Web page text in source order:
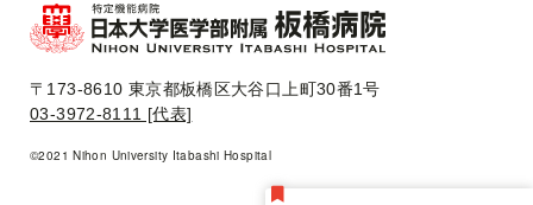
〒173-8610 東京都板橋区大谷口上町30番1号
03-3972-8111 [代表]
©2021 Nihon University Itabashi Hospital